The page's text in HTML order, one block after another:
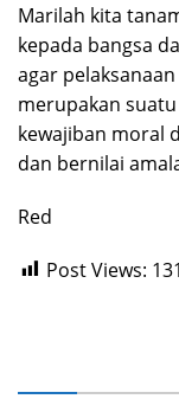
Marilah kita
kepada bangsa
agar
merupakan
kewajiban moral
dan bernilai
Red
Post Views: 131